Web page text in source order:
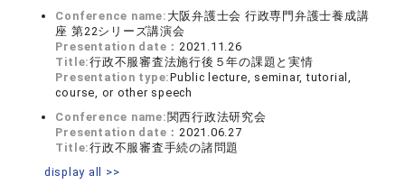
Conference name: 大阪弁護士会 行政専門弁護士養成講
座 第22シリーズ講演会
Presentation date：2021.11.26
Title:行政不服審査法施行後５年の課題と実情
Presentation type:Public lecture, seminar, tutorial,
course, or other speech
Conference name: 関西行政法研究会
Presentation date：2021.06.27
Title:行政不服審査手続の諸問題
display all >>